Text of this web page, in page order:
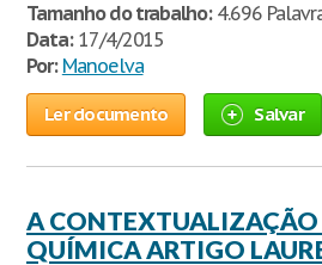
Tamanho do trabalho:4.696
Data:17/4/2015
Por: Manoelva
Ler documento Salvar
A
QUÍMICA ARTIGO